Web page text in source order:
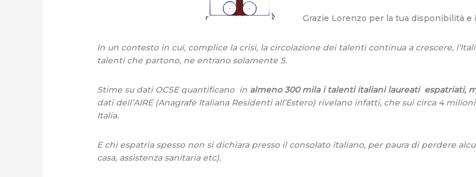
Grazie Lorenzo per la tua disponibilità e
In un contesto in cui, complice la crisi, la circolazione dei talenti continua a crescere,
talenti che partono, ne entrano solamente 5.
Stime su dati OCSE quantificano in almeno 300 mila i talenti italiani laureati espatriati,
dati dell’AIRE (Anagrafe Italiana Residenti all’Estero) rivelano infatti, che sui circa 4
Italia.
E chi espatria spesso non si dichiara presso il consolato italiano, per paura di perdere
casa, assistenza sanitaria etc).